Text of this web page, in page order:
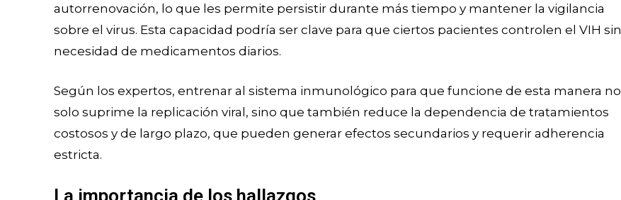
autorrenovación, lo que les permite persistir durante más tiempo y mantener la vigilancia
sobre el virus. Esta capacidad podría ser clave para que ciertos pacientes controlen el VIH sin
necesidad de medicamentos diarios.
Según los expertos, entrenar al sistema inmunológico para que funcione de esta manera no
solo suprime la replicación viral, sino que también reduce la dependencia de tratamientos
costosos y de largo plazo, que pueden generar efectos secundarios y requerir adherencia
estricta.
La importancia de los hallazgos